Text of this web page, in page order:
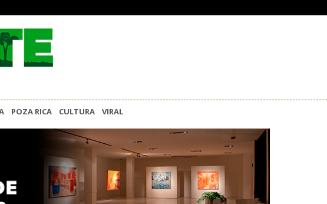
POZA RICA CULTURA VIRAL